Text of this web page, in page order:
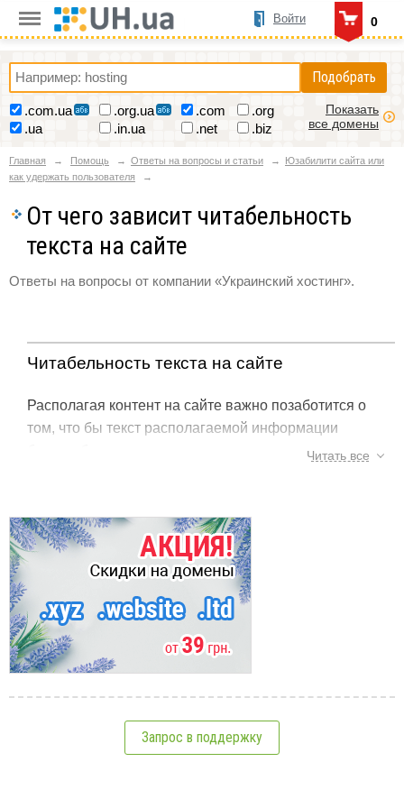
0
Войти
Подобрать
.com.ua .org.ua .com
.org
.ua
.in.ua .net .biz
Показать
все домены
Главная Помощь Ответы на вопросы и статьи
Юзабилити сайта или
как удержать пользователя
От чего зависит читабельность
текста на сайте
Ответы на вопросы от компании «Украинский хостинг».
Читабельность текста на сайте
Располагая контент на сайте важно позаботится о
том, что бы текст располагаемой информации
подана, тем больше вероятность, что
пользователь останется довольным. То, что текст
должен быть читабельным — неоспоримо. Но как
обеспечить максимальную читабельность текста?
Контрасты.Располагая текст на сайте следует
помнить о контрастах. Черный текст
расположенный на белом фоне всегда удобен и
можете, в таком случае стоит к нему стремиться.
Подбирая шрифт для ваших статей не
Тэги: сайт, ,читабельность
См.также:
пользователя
Юзабилити интернет-магазина
Читать все
Запрос в поддержку